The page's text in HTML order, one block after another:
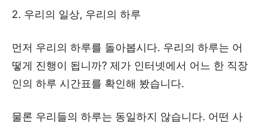
2. 우리의 일상, 우리의 하루
먼저 우리의 하루를 돌아봅시다. 우리의 하루는 어
떻게 진행이 됩니까? 제가 인터넷에서 어느 한 직장
인의 하루 시간표를 확인해 봤습니다.
물론 우리들의 하루는 동일하지 않습니다. 어떤 사